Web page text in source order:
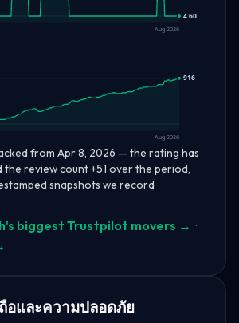
4.60
Aug 2026
916
Aug 2026
from Apr 8, 2026 — the rating has
the review count +51 over the period,
snapshots we record
biggest Trustpilot movers → ·
อและความปลอดภัย